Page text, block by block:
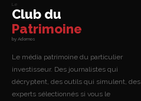
Le
Club du
Patrimoine
by Adomos
Le média patrimoine du particulier
investisseur. Des journalistes qui
décryptent, des outils qui simulent, des
experts sélectionnés si vous le